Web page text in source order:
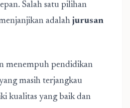
Salah satu pilihan
adalah jurusan
menempuh pendidikan
masih terjangkau
kualitas yang baik dan